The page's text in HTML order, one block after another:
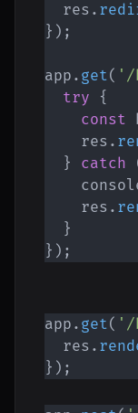
  res
.
} ) ;
app . get( '/
try
{
const
    res
.
}
catch
    res
.
}
} ) ;
app . get( '/
  res
.
} ) ;